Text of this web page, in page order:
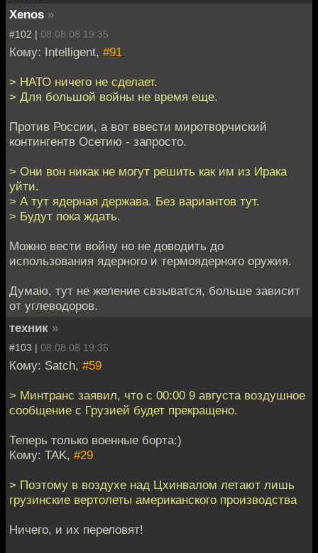
Xenos »
#102 | 08.08.08 19:35
Кому: Intelligent, #91
> НАТО ничего не сделает.
> Для большой войны не время еще.
Против России, а вот ввести миротворчиский
контингентв Осетию - запросто.
> Они вон никак не могут решить как им из Ирака
уйти.
> А тут ядерная держава. Без вариантов тут.
> Будут пока ждать.
Можно вести войну но не доводить до
использования ядерного и термоядерного оружия.
Думаю, тут не желение свзыватся, больше зависит
от углеводоров.
техник »
#103 | 08.08.08 19:35
Кому: Satch, #59
> Минтранс заявил, что с 00:00 9 августа воздушное
сообщение с Грузией будет прекращено.
Теперь только военные борта:)
Кому: TAK, #29
> Поэтому в воздухе над Цхинвалом летают лишь
грузинские вертолеты американского производства
Ничего, и их переловят!